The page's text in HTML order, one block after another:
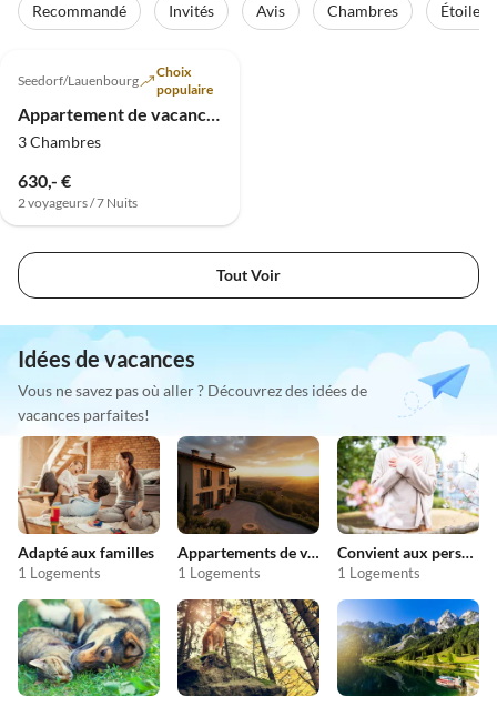
Recommandé Invités Avis Chambres
Étoiles
Seedorf/Lauenbourg
Choix
populaire
Appartement de vacances Nid de castor
3 Chambres
630,- €
2 voyageurs / 7 Nuits
Tout Voir
Idées de vacances
Vous ne savez pas où aller ? Découvrez des idées de
vacances parfaites!
Adapté aux familles
1 Logements
Appartements de vacances pas chers
1 Logements
Convient aux personnes allergiques
1 Logements